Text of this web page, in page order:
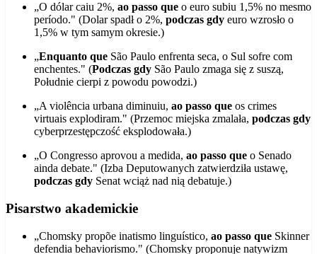
„O dólar caiu 2%, ao passo que o euro subiu 1,5% no mesmo
período." (Dolar spadł o 2%, podczas gdy euro wzrosło o
1,5% w tym samym okresie.)
„Enquanto que São Paulo enfrenta seca, o Sul sofre com
enchentes." (Podczas gdy São Paulo zmaga się z suszą,
Południe cierpi z powodu powodzi.)
„A violência urbana diminuiu, ao passo que os crimes
virtuais explodiram." (Przemoc miejska zmalała, podczas gdy
cyberprzestępczość eksplodowała.)
„O Congresso aprovou a medida, ao passo que o Senado
ainda debate." (Izba Deputowanych zatwierdziła ustawę,
podczas gdy Senat wciąż nad nią debatuje.)
Pisarstwo akademickie
„Chomsky propõe inatismo linguístico, ao passo que Skinner
defendia behaviorismo." (Chomsky proponuje natywizm